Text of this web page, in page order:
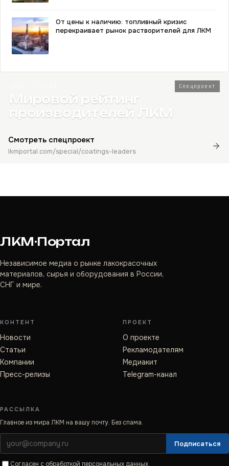
От цены к наличию: топливный кризис
перекраивает рынок растворителей для ЛКМ
Спецпроект
Мировой рейтинг
производителей ЛКМ
Смотреть спецпроект
lkmportal.com/special/coatings-leaders
ЛКМ·Портал
Независимое медиа о рынке лакокрасочных
материалов, сырья и оборудования в России,
СНГ и мире.
КОНТЕНТ
Новости
Статьи
Компании
Пресс-релизы
ПРОЕКТ
О проекте
Рекламодателям
Медиакит
Telegram-канал
РАССЫЛКА
Главное из мира ЛКМ на вашу почту. Без спама.
Подписаться
Согласен с обработкой персональных данных.